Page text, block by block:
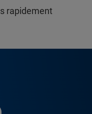
rapidement